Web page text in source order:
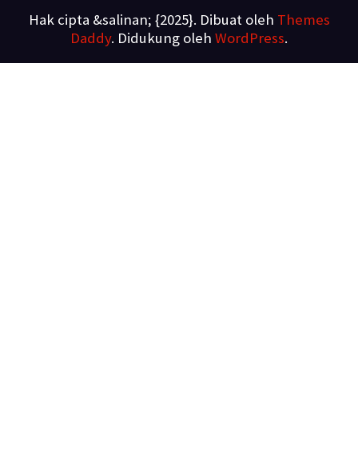
Hak cipta &salinan; {2025}. Dibuat oleh Themes
Daddy. Didukung oleh WordPress.